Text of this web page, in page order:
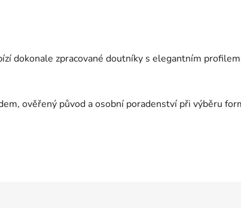
dokonale zpracované doutníky s elegantním
ověřený původ a osobní poradenství při výběru